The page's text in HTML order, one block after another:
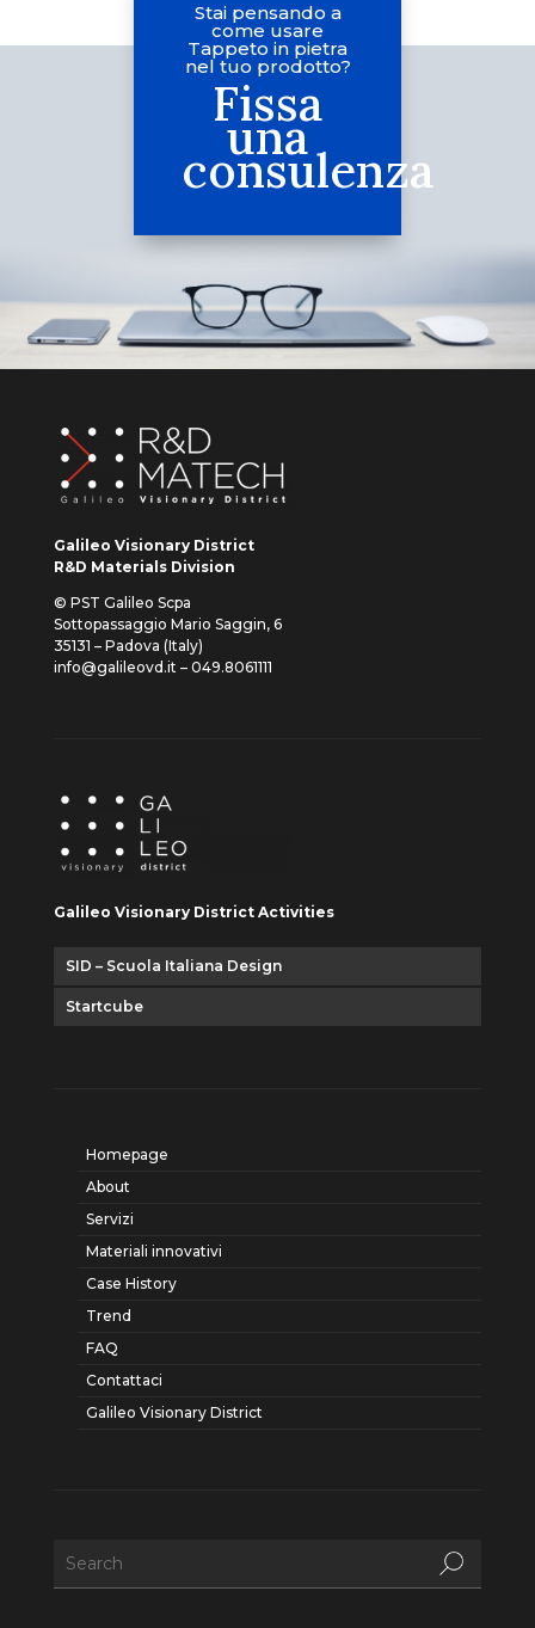
Stai pensando a
come usare
Tappeto in pietra
nel tuo prodotto?
Fissa
una
consulenza
Galileo Visionary District
R&D Materials Division
© PST Galileo Scpa
Sottopassaggio Mario Saggin, 6
35131 – Padova (Italy)
info@galileovd.it – 049.8061111
Galileo Visionary District Activities
SID – Scuola Italiana Design
Startcube
Homepage
About
Servizi
Materiali innovativi
Case History
Trend
FAQ
Contattaci
Galileo Visionary District